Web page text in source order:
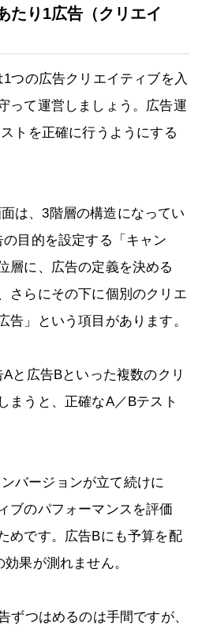
たり1広告（クリエイ
1つの広告クリエイティブを入
って運営しましょう。広告運
トを正確に行うようにする
は、3階層の構造になってい
目的を設定する「キャン
層に、広告の定義を決める
さらにその下に個別のクリエ
告」という項目があります。
と広告Bといった複数のクリ
まうと、正確なA／Bテスト
バージョンが立て続けに
ブのパフォーマンスを評価
めです。広告Bにも予算を配
果が測れません。
ずつはめるのは手間ですが、